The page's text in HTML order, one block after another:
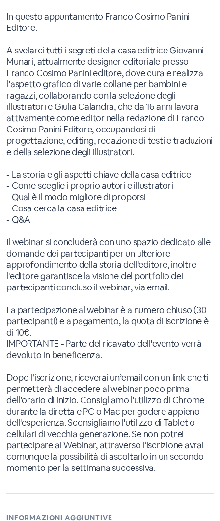
In questo appuntamento Franco Cosimo Panini
Editore.
A svelarci tutti i segreti della casa editrice Giovanni
Munari, attualmente designer editoriale presso
Franco Cosimo Panini editore, dove cura e realizza
l’aspetto grafico di varie collane per bambini e
ragazzi, collaborando con la selezione degli
illustratori e Giulia Calandra, che da 16 anni lavora
attivamente come editor nella redazione di Franco
Cosimo Panini Editore, occupandosi di
progettazione, editing, redazione di testi e traduzioni
e della selezione degli illustratori.
- La storia e gli aspetti chiave della casa editrice
- Come sceglie i proprio autori e illustratori
- Qual è il modo migliore di proporsi
- Cosa cerca la casa editrice
- Q&A
Il webinar si concluderà con uno spazio dedicato alle
domande dei partecipanti per un ulteriore
approfondimento della storia dell'editore, inoltre
l'editore garantisce la visione del portfolio dei
partecipanti concluso il webinar, via email.
La partecipazione al webinar è a numero chiuso (30
partecipanti) e a pagamento, la quota di iscrizione è
di 10€.
IMPORTANTE - Parte del ricavato dell'evento verrà
devoluto in beneficenza.
Dopo l’iscrizione, riceverai un’email con un link che ti
permetterà di accedere al webinar poco prima
dell’orario di inizio. Consigliamo l'utilizzo di Chrome
durante la diretta e PC o Mac per godere appieno
dell'esperienza. Sconsigliamo l'utilizzo di Tablet o
cellulari di vecchia generazione. Se non potrei
partecipare al Webinar, attraverso l’iscrizione avrai
comunque la possibilità di ascoltarlo in un secondo
momento per la settimana successiva.
INFORMAZIONI AGGIUNTIVE